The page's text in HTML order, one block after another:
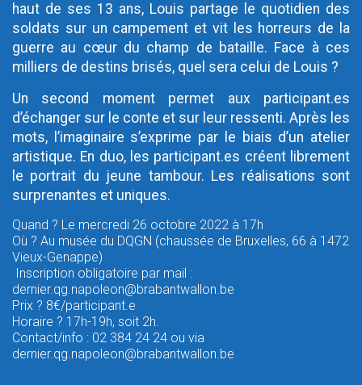
haut de ses 13 ans, Louis partage le quotidien des
soldats sur un campement et vit les horreurs de la
guerre au cœur du champ de bataille. Face à ces
milliers de destins brisés, quel sera celui de Louis ?
Un second moment permet aux participant.es
d’échanger sur le conte et sur leur ressenti. Après les
mots, l’imaginaire s’exprime par le biais d’un atelier
artistique. En duo, les participant.es créent librement
le portrait du jeune tambour. Les réalisations sont
surprenantes et uniques.
Quand ? Le mercredi 26 octobre 2022 à 17h
Où ? Au musée du DQGN (chaussée de Bruxelles, 66 à 1472
Vieux-Genappe)
Inscription obligatoire par mail :
dernier.qg.napoleon@brabantwallon.be
Prix ? 8€/participant.e
Horaire ? 17h-19h, soit 2h.
Contact/info : 02 384 24 24 ou via
dernier.qg.napoleon@brabantwallon.be